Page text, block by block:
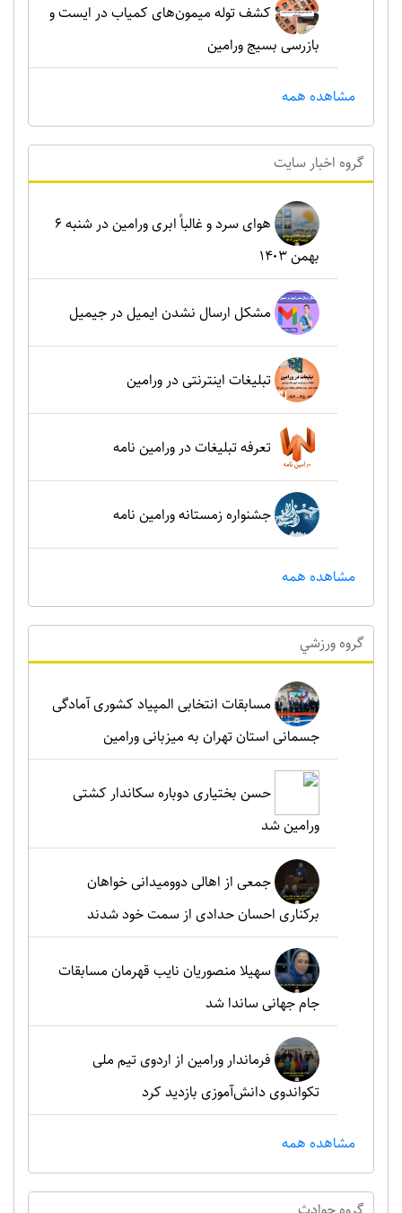
کشف توله میمون‌های کمیاب در ایست و
بازرسی بسیج ورامین
مشاهده همه
گروه اخبار سايت
هوای سرد و غالباً ابری ورامین در شنبه ۶
بهمن ۱۴۰۳
مشکل ارسال نشدن ایمیل در جیمیل
تبلیغات اینترنتی در ورامین
تعرفه تبلیغات در ورامین نامه
جشنواره زمستانه ورامین نامه
مشاهده همه
گروه ورزشي
مسابقات انتخابی المپیاد کشوری آمادگی
جسمانی استان تهران به میزبانی ورامین
حسن بختیاری دوباره سکاندار کشتی
ورامین شد
جمعی از اهالی دوومیدانی خواهان
برکناری احسان حدادی از سمت خود شدند
سهیلا منصوریان نایب قهرمان مسابقات
جام جهانی ساندا شد
فرماندار ورامین از اردوی تیم ملی
تکواندوی دانش‌آموزی بازدید کرد
مشاهده همه